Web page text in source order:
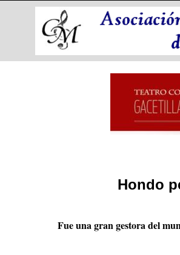
Hondo
Fue una gran gestora del